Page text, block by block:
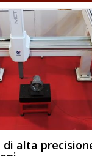
di alta